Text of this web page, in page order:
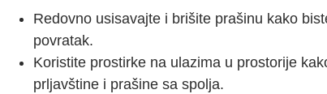
Redovno usisavajte i brišite prašinu kako
povratak.
Koristite prostirke na ulazima u prostorije
prljavštine i prašine sa spolja.